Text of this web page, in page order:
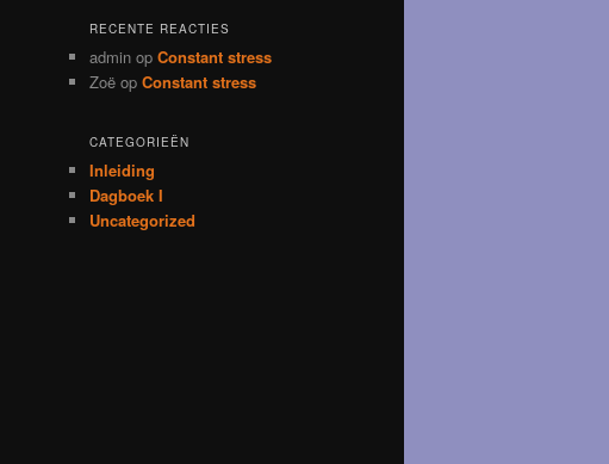
RECENTE REACTIES
admin op Constant stress
Zoë op Constant stress
CATEGORIEËN
Inleiding
Dagboek I
Uncategorized